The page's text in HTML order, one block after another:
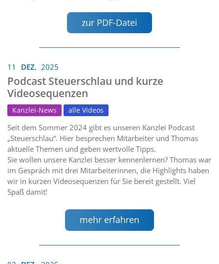
zur PDF-Datei
11 DEZ. 2025
Podcast Steuerschlau und kurze
Videosequenzen
Kanzlei-News alle Videos
Seit dem Sommer 2024 gibt es unseren Kanzlei Podcast
„Steuerschlau“. Hier besprechen Mitarbeiter und Thomas
aktuelle Themen und geben wertvolle Tipps.
Sie wollen unsere Kanzlei besser kennenlernen? Thomas war
im Gespräch mit drei Mitarbeiterinnen, die Highlights haben
wir in kurzen Videosequenzen für Sie bereit gestellt. Viel
Spaß damit!
mehr erfahren